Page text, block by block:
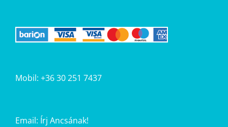
Mobil: +36 30 251 7437
Email: Írj Ancsának!